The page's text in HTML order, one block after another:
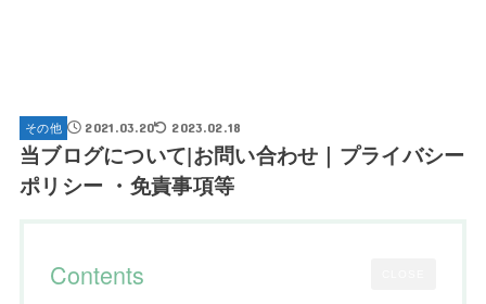
その他 2021.03.20 2023.02.18
当ブログについて|お問い合わせ｜プライバシー
ポリシー ・免責事項等
Contents